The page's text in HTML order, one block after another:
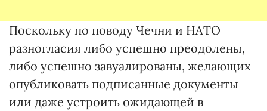
Поскольку по поводу Чечни и НАТО
разногласия либо успешно преодолены,
либо успешно завуалированы, желающих
опубликовать подписанные документы
или даже устроить ожидающей в